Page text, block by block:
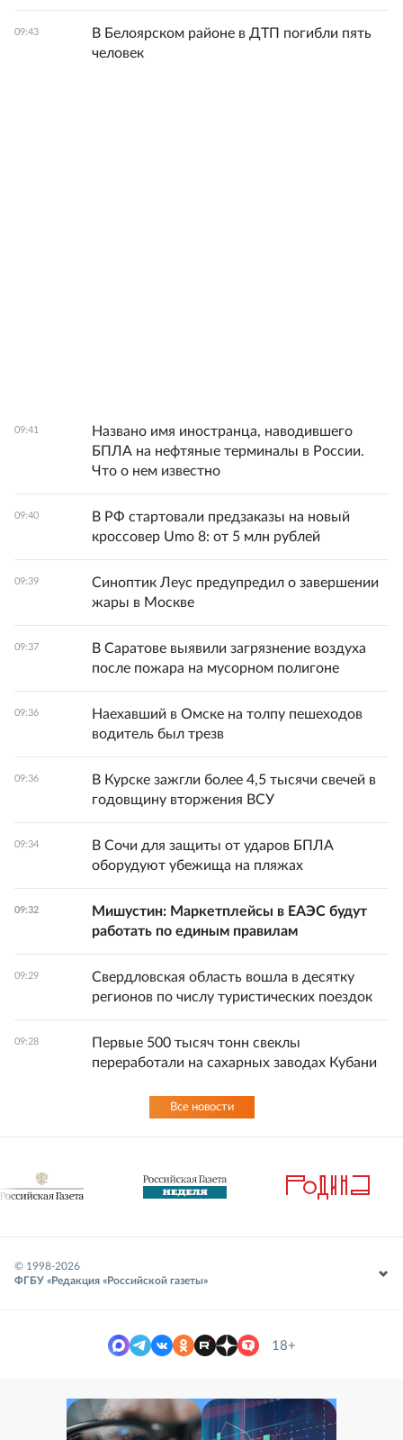
09:43
В Белоярском районе в ДТП погибли пять
человек
09:41
Названо имя иностранца, наводившего
БПЛА на нефтяные терминалы в России.
Что о нем известно
09:40
В РФ стартовали предзаказы на новый
кроссовер Umo 8: от 5 млн рублей
09:39
Синоптик Леус предупредил о завершении
жары в Москве
09:37
В Саратове выявили загрязнение воздуха
после пожара на мусорном полигоне
09:36
Наехавший в Омске на толпу пешеходов
водитель был трезв
09:36
В Курске зажгли более 4,5 тысячи свечей в
годовщину вторжения ВСУ
09:34
В Сочи для защиты от ударов БПЛА
оборудуют убежища на пляжах
09:32
Мишустин: Маркетплейсы в ЕАЭС будут
работать по единым правилам
09:29
Свердловская область вошла в десятку
регионов по числу туристических поездок
09:28
Первые 500 тысяч тонн свеклы
переработали на сахарных заводах Кубани
Все новости
© 1998-2026
ФГБУ «Редакция «Российской газеты»
18+